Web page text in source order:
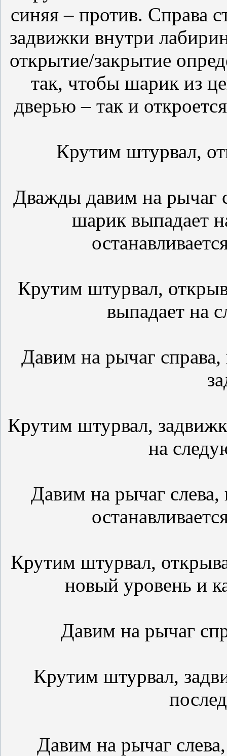
синяя – против. Справа
задвижки внутри
открытие/закрытие
так, чтобы шарик из
дверью – так и
Крутим штурвал,
Дважды давим на рычаг
шарик выпадает
Крутим штурвал,
выпадает на
Давим на рычаг
Крутим штурвал,
на
Давим на рычаг слева,
Крутим штурвал,
новый уровень и
Давим на рычаг
Крутим штурвал,
Давим на рычаг